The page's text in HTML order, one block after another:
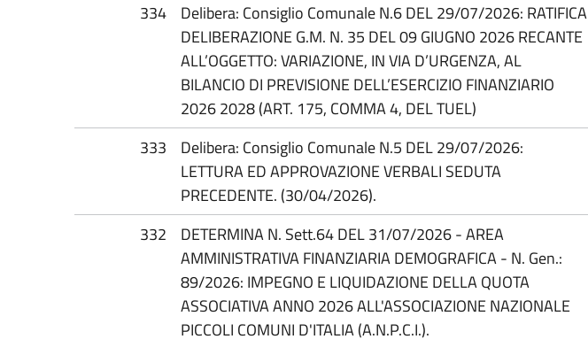
334
Delibera: Consiglio Comunale N.6 DEL 29/07/2026: RATIFICA
DELIBERAZIONE G.M. N. 35 DEL 09 GIUGNO 2026 RECANTE
ALL’OGGETTO: VARIAZIONE, IN VIA D’URGENZA, AL
BILANCIO DI PREVISIONE DELL’ESERCIZIO FINANZIARIO
2026 2028 (ART. 175, COMMA 4, DEL TUEL)
333
Delibera: Consiglio Comunale N.5 DEL 29/07/2026:
LETTURA ED APPROVAZIONE VERBALI SEDUTA
PRECEDENTE. (30/04/2026).
332
DETERMINA N. Sett.64 DEL 31/07/2026 - AREA
AMMINISTRATIVA FINANZIARIA DEMOGRAFICA - N. Gen.:
89/2026: IMPEGNO E LIQUIDAZIONE DELLA QUOTA
ASSOCIATIVA ANNO 2026 ALL'ASSOCIAZIONE NAZIONALE
PICCOLI COMUNI D'ITALIA (A.N.P.C.I.).